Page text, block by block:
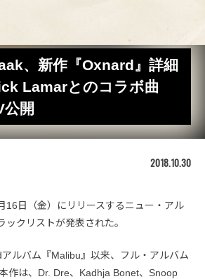
、新作『Oxnard』詳細
Lamarとのコラボ曲
公開
2018.10.30
16日（金）にリリースするニュー・アル
クリストが発表された。
ルバム『Malibu』以来、フル・アルバム
作は、Dr. Dre、Kadhja Bonet、Snoop